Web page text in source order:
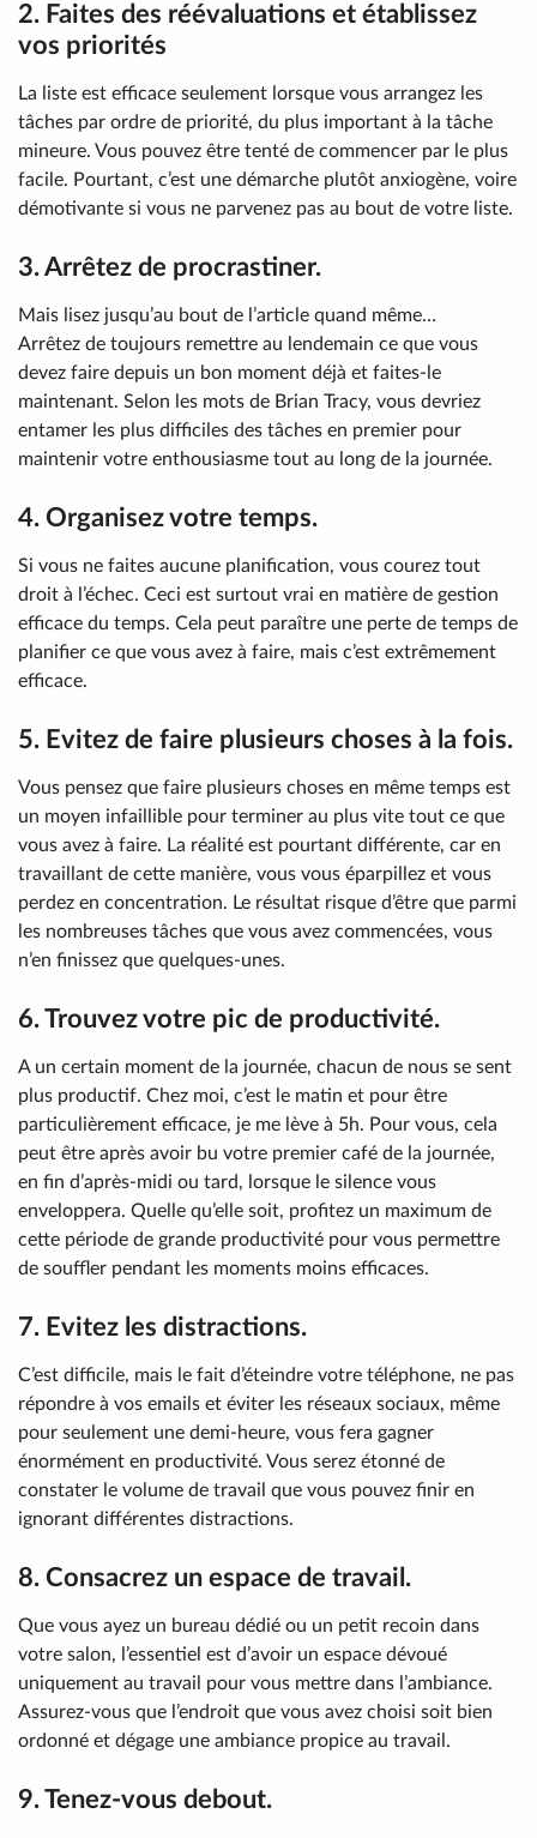
2. Faites des réévaluations et établissez
vos priorités
La liste est efficace seulement lorsque vous arrangez les
tâches par ordre de priorité, du plus important à la tâche
mineure. Vous pouvez être tenté de commencer par le plus
facile. Pourtant, c’est une démarche plutôt anxiogène, voire
démotivante si vous ne parvenez pas au bout de votre liste.
3. Arrêtez de procrastiner.
Mais lisez jusqu’au bout de l’article quand même…
Arrêtez de toujours remettre au lendemain ce que vous
devez faire depuis un bon moment déjà et faites-le
maintenant. Selon les mots de Brian Tracy, vous devriez
entamer les plus difficiles des tâches en premier pour
maintenir votre enthousiasme tout au long de la journée.
4. Organisez votre temps.
Si vous ne faites aucune planification, vous courez tout
droit à l’échec. Ceci est surtout vrai en matière de gestion
efficace du temps. Cela peut paraître une perte de temps de
planifier ce que vous avez à faire, mais c’est extrêmement
efficace.
5. Evitez de faire plusieurs choses à la fois.
Vous pensez que faire plusieurs choses en même temps est
un moyen infaillible pour terminer au plus vite tout ce que
vous avez à faire. La réalité est pourtant différente, car en
travaillant de cette manière, vous vous éparpillez et vous
perdez en concentration. Le résultat risque d’être que parmi
les nombreuses tâches que vous avez commencées, vous
n’en finissez que quelques-unes.
6. Trouvez votre pic de productivité.
A un certain moment de la journée, chacun de nous se sent
plus productif. Chez moi, c’est le matin et pour être
particulièrement efficace, je me lève à 5h. Pour vous, cela
peut être après avoir bu votre premier café de la journée,
en fin d’après-midi ou tard, lorsque le silence vous
enveloppera. Quelle qu’elle soit, profitez un maximum de
cette période de grande productivité pour vous permettre
de souffler pendant les moments moins efficaces.
7. Evitez les distractions.
C’est difficile, mais le fait d’éteindre votre téléphone, ne pas
répondre à vos emails et éviter les réseaux sociaux, même
pour seulement une demi-heure, vous fera gagner
énormément en productivité. Vous serez étonné de
constater le volume de travail que vous pouvez finir en
ignorant différentes distractions.
8. Consacrez un espace de travail.
Que vous ayez un bureau dédié ou un petit recoin dans
votre salon, l’essentiel est d’avoir un espace dévoué
uniquement au travail pour vous mettre dans l’ambiance.
Assurez-vous que l’endroit que vous avez choisi soit bien
ordonné et dégage une ambiance propice au travail.
9. Tenez-vous debout.